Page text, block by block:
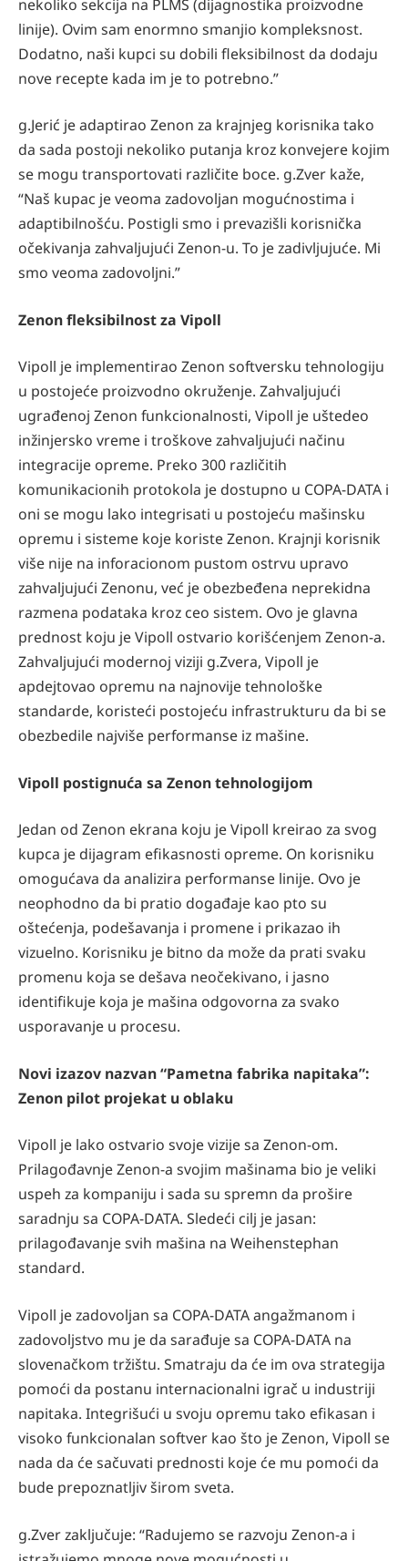
nekoliko sekcija na PLMS (dijagnostika proizvodne
linije). Ovim sam enormno smanjio kompleksnost.
Dodatno, naši kupci su dobili fleksibilnost da dodaju
nove recepte kada im je to potrebno.”
g.Jerić je adaptirao Zenon za krajnjeg korisnika tako
da sada postoji nekoliko putanja kroz konvejere kojim
se mogu transportovati različite boce. g.Zver kaže,
“Naš kupac je veoma zadovoljan mogućnostima i
adaptibilnošću. Postigli smo i prevazišli korisnička
očekivanja zahvaljujući Zenon-u. To je zadivljujuće. Mi
smo veoma zadovoljni.”
Zenon fleksibilnost za Vipoll
Vipoll je implementirao Zenon softversku tehnologiju
u postojeće proizvodno okruženje. Zahvaljujući
ugrađenoj Zenon funkcionalnosti, Vipoll je uštedeo
inžinjersko vreme i troškove zahvaljujući načinu
integracije opreme. Preko 300 različitih
komunikacionih protokola je dostupno u COPA-DATA i
oni se mogu lako integrisati u postojeću mašinsku
opremu i sisteme koje koriste Zenon. Krajnji korisnik
više nije na inforacionom pustom ostrvu upravo
zahvaljujući Zenonu, već je obezbeđena neprekidna
razmena podataka kroz ceo sistem. Ovo je glavna
prednost koju je Vipoll ostvario korišćenjem Zenon-a.
Zahvaljujući modernoj viziji g.Zvera, Vipoll je
apdejtovao opremu na najnovije tehnološke
standarde, koristeći postojeću infrastrukturu da bi se
obezbedile najviše performanse iz mašine.
Vipoll postignuća sa Zenon tehnologijom
Jedan od Zenon ekrana koju je Vipoll kreirao za svog
kupca je dijagram efikasnosti opreme. On korisniku
omogućava da analizira performanse linije. Ovo je
neophodno da bi pratio događaje kao pto su
oštećenja, podešavanja i promene i prikazao ih
vizuelno. Korisniku je bitno da može da prati svaku
promenu koja se dešava neočekivano, i jasno
identifikuje koja je mašina odgovorna za svako
usporavanje u procesu.
Novi izazov nazvan “Pametna fabrika napitaka”:
Zenon pilot projekat u oblaku
Vipoll je lako ostvario svoje vizije sa Zenon-om.
Prilagođavnje Zenon-a svojim mašinama bio je veliki
uspeh za kompaniju i sada su spremn da prošire
saradnju sa COPA-DATA. Sledeći cilj je jasan:
prilagođavanje svih mašina na Weihenstephan
standard.
Vipoll je zadovoljan sa COPA-DATA angažmanom i
zadovoljstvo mu je da sarađuje sa COPA-DATA na
slovenačkom tržištu. Smatraju da će im ova strategija
pomoći da postanu internacionalni igrač u industriji
napitaka. Integrišući u svoju opremu tako efikasan i
visoko funkcionalan softver kao što je Zenon, Vipoll se
nada da će sačuvati prednosti koje će mu pomoći da
bude prepoznatljiv širom sveta.
g.Zver zaključuje: “Radujemo se razvoju Zenon-a i